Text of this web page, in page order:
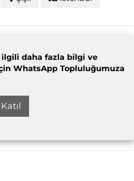
daha fazla bilgi ve
WhatsApp Topluluğumuza